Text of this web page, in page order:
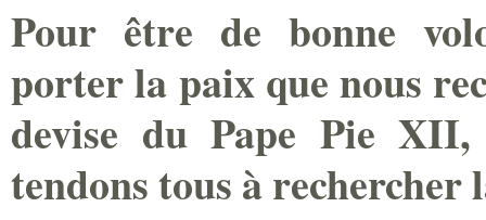
Pour être de bonne
porter la paix que nous
devise du Pape Pie
tendons tous à rechercher